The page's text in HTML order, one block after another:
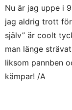
Nu är jag uppe i
jag aldrig trott
själv” är coolt
man länge
liksom pannben
kämpar! /A